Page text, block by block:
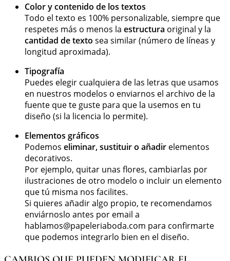
Color y contenido de los textos
Todo el texto es 100% personalizable, siempre que
respetes más o menos la estructura original y la
cantidad de texto sea similar (número de líneas y
longitud aproximada).
Tipografía
Puedes elegir cualquiera de las letras que usamos
en nuestros modelos o enviarnos el archivo de la
fuente que te guste para que la usemos en tu
diseño (si la licencia lo permite).
Elementos gráficos
Podemos eliminar, sustituir o añadir elementos
decorativos.
Por ejemplo, quitar unas flores, cambiarlas por
ilustraciones de otro modelo o incluir un elemento
que tú misma nos facilites.
Si quieres añadir algo propio, te recomendamos
enviárnoslo antes por email a
hablamos@papeleriaboda.com para confirmarte
que podemos integrarlo bien en el diseño.